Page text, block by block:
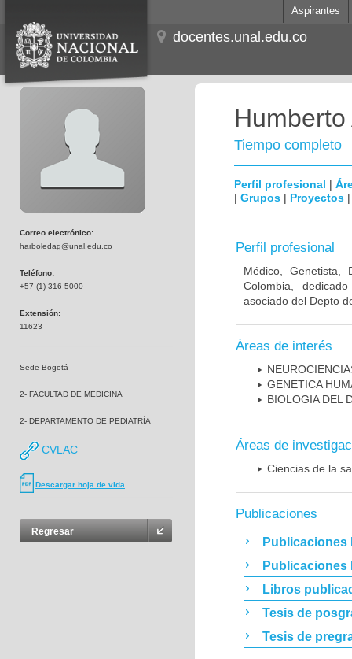
Aspirantes
docentes.unal.edu.co
Correo electrónico:
harboledag@unal.edu.co
Teléfono:
+57 (1) 316 5000
Extensión:
11623
Sede Bogotá
2- FACULTAD DE MEDICINA
2- DEPARTAMENTO DE PEDIATRÍA
CVLAC
Descargar hoja de vida
Regresar
Tiempo completo
Perfil profesional |
| Grupos | Proyectos
Perfil profesional
Médico, Genetista,
Colombia,
asociado del Depto
Áreas de interés
GENETICA
BIOLOGIA DEL
Áreas de
Ciencias de la
Publicaciones
Publicaciones
Publicaciones
Libros
Tesis de
Tesis de